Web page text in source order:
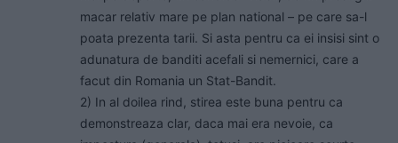
macar relativ mare pe plan national – pe care sa-l
poata prezenta tarii. Si asta pentru ca ei insisi sint o
adunatura de banditi acefali si nemernici, care a
facut din Romania un Stat-Bandit.
2) In al doilea rind, stirea este buna pentru ca
demonstreaza clar, daca mai era nevoie, ca